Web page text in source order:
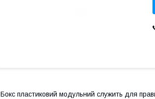
Бокс пластиковий модульний служить для